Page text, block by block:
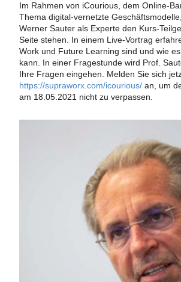
Im Rahmen von iCourious, dem Online-
Thema digital-vernetzte
Werner Sauter als Experte den Kurs-
Seite stehen. In einem Live-Vortrag
Work und Future Learning sind und wie
kann. In einer Fragestunde wird Prof.
Ihre Fragen eingehen. Melden Sie sich
https://supraworx.com/icourious/an, um
am 18.05.2021 nicht zu verpassen.